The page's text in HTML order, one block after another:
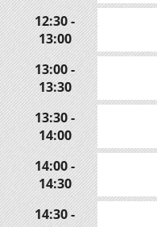
12:30 -
13:00
13:00 -
13:30
13:30 -
14:00
14:00 -
14:30
14:30 -